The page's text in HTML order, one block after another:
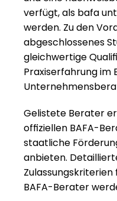
verfügt, als bafa
werden. Zu den
abgeschlossenes
gleichwertige
Praxiserfahrung im
Gelistete Berater
offiziellen BAFA-
staatliche
anbieten.
BAFA-Berater